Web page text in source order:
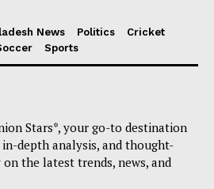
News Politics
Cricket
Sports
Stars*, your go-to destination
depth analysis, and thought-
the latest trends, news, and